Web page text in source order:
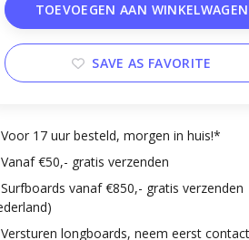
TOEVOEGEN AAN WINKELWAGEN
SAVE AS FAVORITE
Voor 17 uur besteld, morgen in huis!*
Vanaf €50,- gratis verzenden
Surfboards vanaf €850,- gratis verzenden
Versturen longboards, neem eerst